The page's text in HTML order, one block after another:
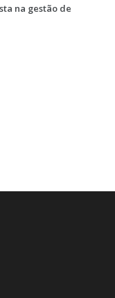
na gestão de